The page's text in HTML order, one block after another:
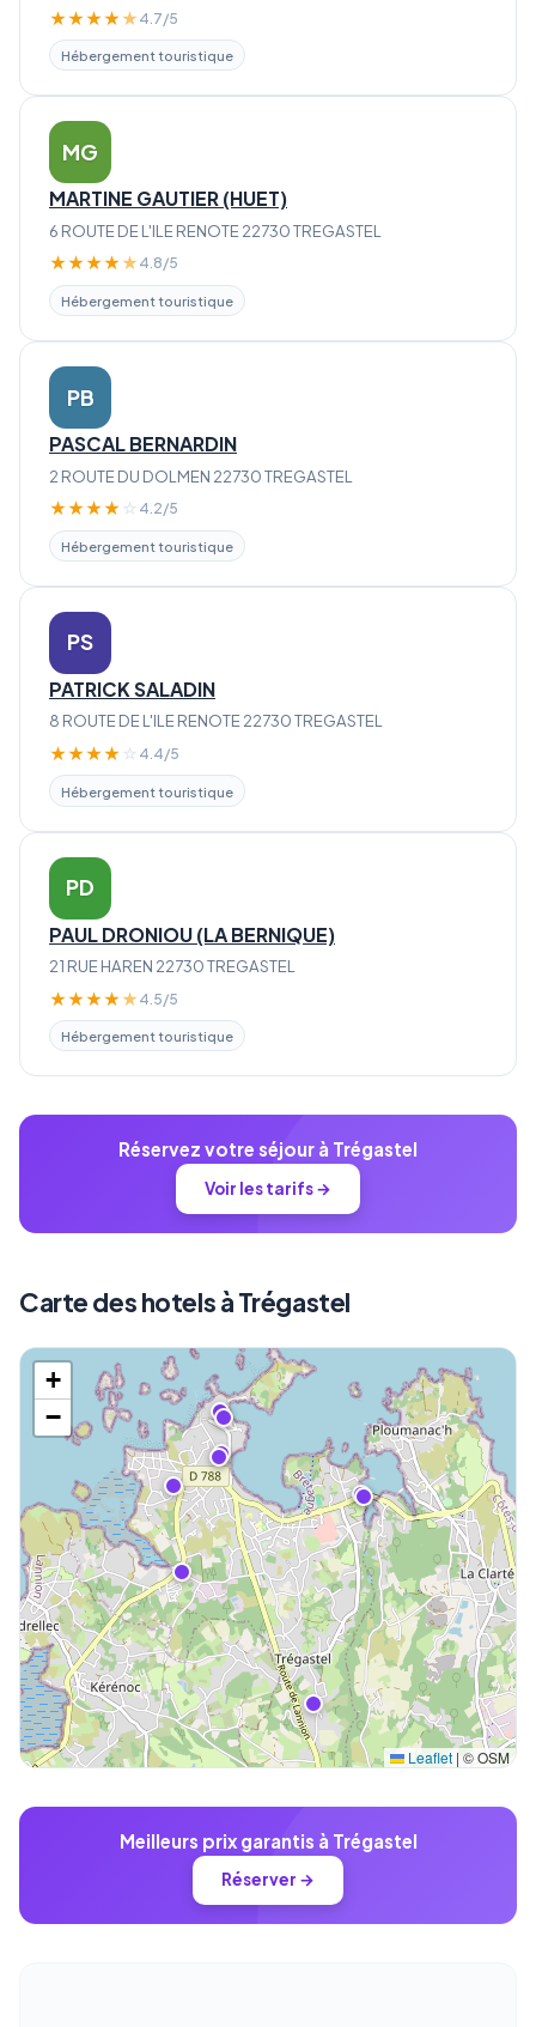
★★★★★ 4.7/5
Hébergement touristique
MG
MARTINE GAUTIER (HUET)
6 ROUTE DE L'ILE RENOTE 22730 TREGASTEL
★★★★★ 4.8/5
Hébergement touristique
PB
PASCAL BERNARDIN
2 ROUTE DU DOLMEN 22730 TREGASTEL
★★★★ ☆ 4.2/5
Hébergement touristique
PS
PATRICK SALADIN
8 ROUTE DE L'ILE RENOTE 22730 TREGASTEL
★★★★ ☆ 4.4/5
Hébergement touristique
PD
PAUL DRONIOU (LA BERNIQUE)
21 RUE HAREN 22730 TREGASTEL
★★★★★ 4.5/5
Hébergement touristique
Réservez votre séjour à Trégastel
Voir les tarifs →
Carte des hotels à Trégastel
+
−
Leaflet |© OSM
Meilleurs prix garantis à Trégastel
Réserver →